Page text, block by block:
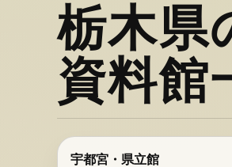
栃木県
資料館
宇都宮・県立館